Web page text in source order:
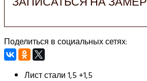
Поделиться в социальных сетях:
Лист стали1,5 +1,5